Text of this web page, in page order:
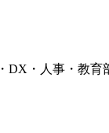
DX・人事・教育